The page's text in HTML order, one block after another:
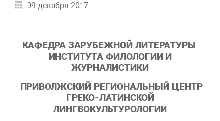
09 декабря 2017
КАФЕДРА ЗАРУБЕЖНОЙ ЛИТЕРАТУРЫ
ИНСТИТУТА ФИЛОЛОГИИ И
ЖУРНАЛИСТИКИ
ПРИВОЛЖСКИЙ РЕГИОНАЛЬНЫЙ ЦЕНТР
ГРЕКО-ЛАТИНСКОЙ
ЛИНГВОКУЛЬТУРОЛОГИИ